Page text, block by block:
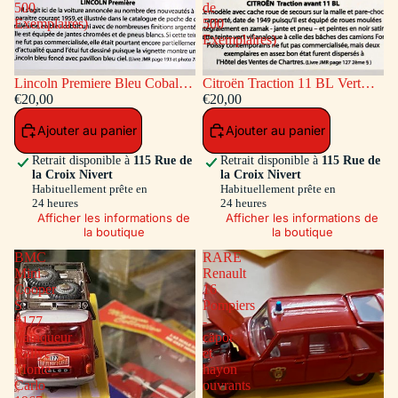
500
Exemplaires)
Lincoln Premiere Bleu Cobalt
(Série de 500 Exemplaires)
€20,00
Ajouter au panier
Retrait disponible à 115 Rue de
la Croix Nivert
Habituellement prête en
24 heures
Afficher les informations de
la boutique
de
500
Exemplaires)
Citroën Traction 11 BL Vert
(Série de 500 Exemplaires)
€20,00
Ajouter au panier
Retrait disponible à 115 Rue de
la Croix Nivert
Habituellement prête en
24 heures
Afficher les informations de
la boutique
BMC
Mini
Cooper
S
#177
Vainqueur
Rallye
Monte
Carlo
RARE
Renault
16
Pompiers
-
capot
et
hayon
ouvrants